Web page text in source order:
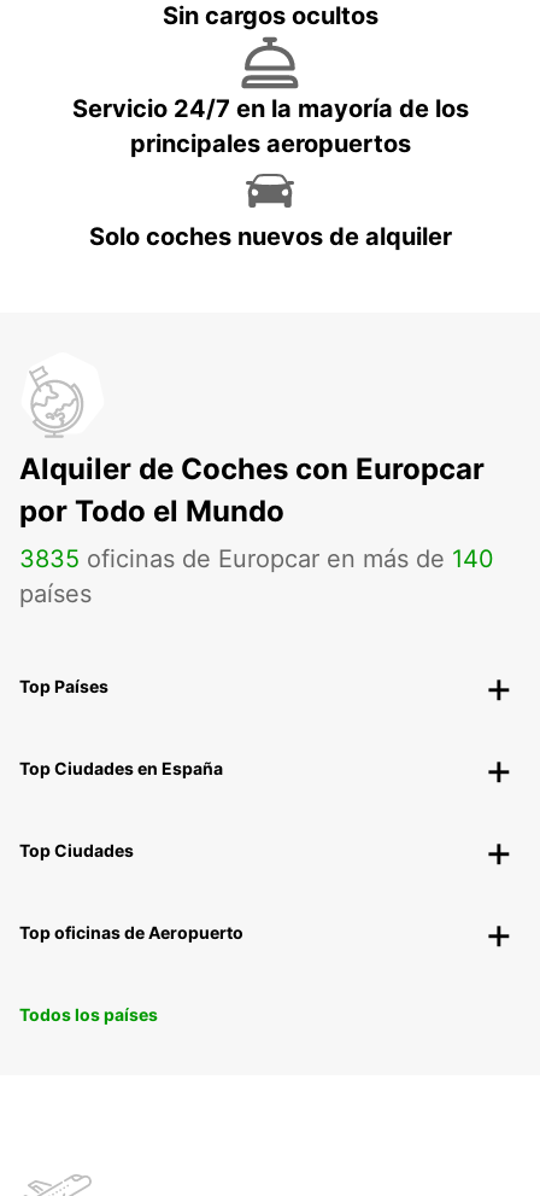
Sin cargos ocultos
Servicio 24/7 en la mayoría de los
principales aeropuertos
Solo coches nuevos de alquiler
Alquiler de Coches con Europcar
por Todo el Mundo
3835 oficinas de Europcar en más de 140
países
Top Países
Top Ciudades en España
Top Ciudades
Top oficinas de Aeropuerto
Todos los países